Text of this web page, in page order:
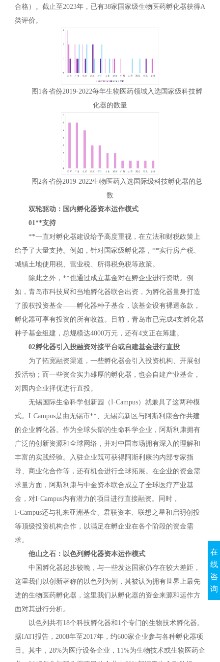
合格）。截止至2023年，已有38家国家级生物医药孵化器获得A
类评价。
图1各省份2019-2022每年生物医药领域入选国家级科技孵
化器的数量
图2各省份2019-2022生物医药入选国际级科技孵化器的总
数
双轮驱动：国内孵化器资本运作模式
01**支持
**一直对孵化器建设给予高度重视，在立法和财税政策上
给予了大量支持。例如，针对国家级孵化器，**实行房产税、
城镇土地使用税、营业税、所得税免税等政策。
除此之外，**也通过成立基金对在孵企业进行资助。例
如，青岛市科技局和当地孵化器联合出资，为孵化器量身打造
了股权投资基金——孵化器种子基金，该基金设有裸退条款，
孵化器可享有投资的所有收益。目前，青岛市已完成4支孵化器
种子基金组建，总规模达4000万元，还有4支正在筹建。
02孵化器引入投融资对接平台或自建基金进行直投
为了拓宽融资渠道，一些孵化器会引入投资机构、开展创
投活动；而一些资金实力雄厚的孵化器，也会自建产业基金，
对园内企业择优进行直投。
无锡国际生命科学创新园（I·Campus）就兼具了这两种模
式。I·Campus是由无锡市**、无锡高新区与阿斯利康合作共建
的企业孵化器。作为全球头部的生命科学企业，阿斯利康拥有
广泛的创新资源和全球网络，并对中国市场拥有深入的理解和
丰富的实践经验。入驻企业既可获得阿斯利康的内部专家指
导、商业化合作等，还有机会进行全球拓展。在企业的资金需
求量方面，阿斯利康与中金资本联合成立了全球医疗产业基
金，对I·Campus内有潜力的项目进行直接融资。同时，
I·Campus还与礼来亚洲基金、君联资本、联想之星和启明创投
等顶级投资机构合作，以满足在孵企业在各个阶段的资金需
求。
他山之石：以色列孵化器资本运作模式
中国孵化器起步较晚，与一些发达国家仍存在较大差距，
这里我们以创新著称的以色列为例，其被认为拥有世界上最先
进的生物医药孵化器，这里我们从孵化器的资金来源和运作方
面对其进行分析。
以色列共有18个科技孵化器和1个专门的生物技术孵化器。
据IATI报告，2008年至2017年，约600家企业参与各种孵化器项
目。其中，28%为医疗设备企业，11%为生物技术或生物医药企
在
线
咨
询